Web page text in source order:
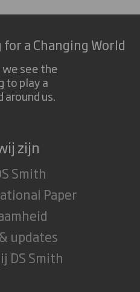
a Changing World
see the
to play a
us.
zijn
Smith
Paper
updates
DS Smith